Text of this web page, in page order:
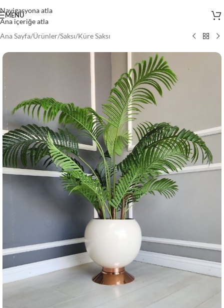
Navigasyona atla
Ana içeriğe atla
MENÜ
Ana Sayfa/Ürünler/Saksı/Küre Saksı